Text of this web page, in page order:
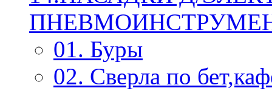
01. Буры
02. Сверла по